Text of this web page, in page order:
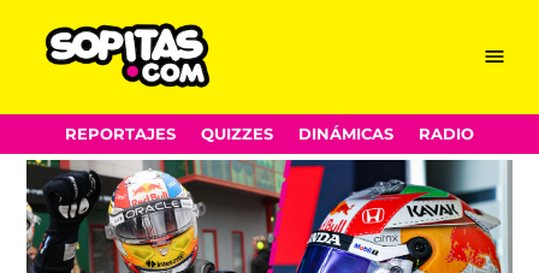
Skip
to
content
Menu
REPORTAJES QUIZZES DINÁMICAS RADIO